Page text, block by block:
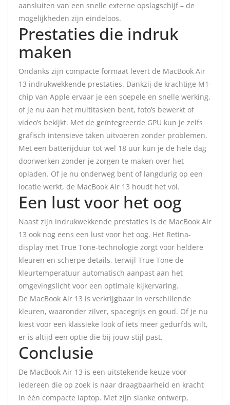
aansluiten van een snelle externe opslagschijf – de
mogelijkheden zijn eindeloos.
Prestaties die indruk
maken
Ondanks zijn compacte formaat levert de MacBook Air
13 indrukwekkende prestaties. Dankzij de krachtige M1-
chip van Apple ervaar je een soepele en snelle werking,
of je nu aan het multitasken bent, foto’s bewerkt of
video’s bekijkt. Met de geïntegreerde GPU kun je zelfs
grafisch intensieve taken uitvoeren zonder problemen.
Met een batterijduur tot wel 18 uur kun je de hele dag
doorwerken zonder je zorgen te maken over het
opladen. Of je nu onderweg bent of langdurig op een
locatie werkt, de MacBook Air 13 houdt het vol.
Een lust voor het oog
Naast zijn indrukwekkende prestaties is de MacBook Air
13 ook nog eens een lust voor het oog. Het Retina-
display met True Tone-technologie zorgt voor heldere
kleuren en scherpe details, terwijl True Tone de
kleurtemperatuur automatisch aanpast aan het
omgevingslicht voor een optimale kijkervaring.
De MacBook Air 13 is verkrijgbaar in verschillende
kleuren, waaronder zilver, spacegrijs en goud. Of je nu
kiest voor een klassieke look of iets meer gedurfds wilt,
er is altijd een optie die bij jouw stijl past.
Conclusie
De MacBook Air 13 is een uitstekende keuze voor
iedereen die op zoek is naar draagbaarheid en kracht
in één compacte laptop. Met zijn slanke ontwerp,